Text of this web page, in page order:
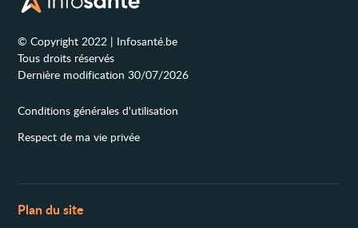
© Copyright 2022 | Infosanté.be
Tous droits réservés
Dernière modification 30/07/2026
Conditions générales d'utilisation
Respect de ma vie privée
Plan du site